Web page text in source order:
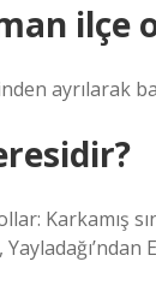
ilçe
ayrılarak
Karkamış